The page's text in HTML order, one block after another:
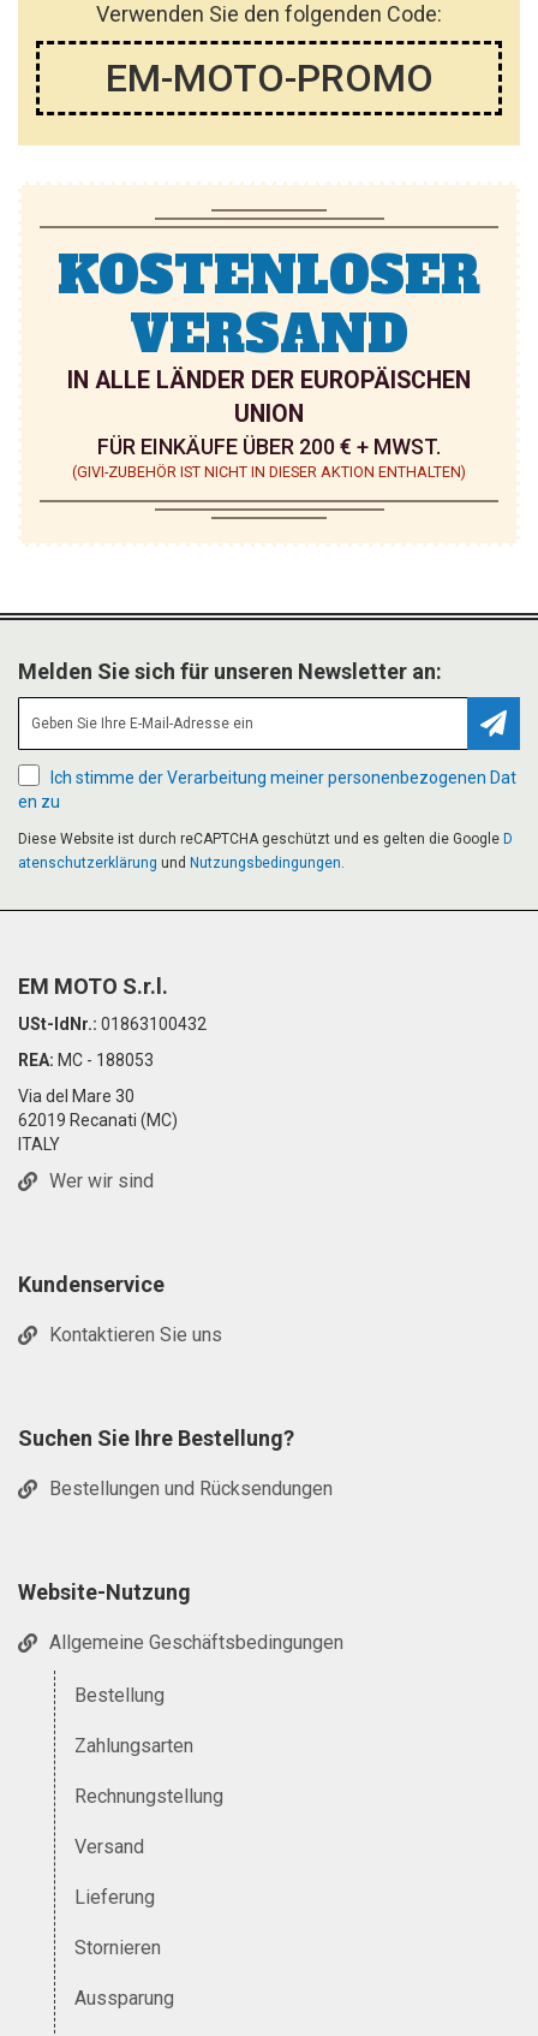
Verwenden Sie den folgenden Code:
EM-MOTO-PROMO
KOSTENLOSER
VERSAND
IN ALLE LÄNDER DER EUROPÄISCHEN
UNION
FÜR EINKÄUFE ÜBER 200 € + MWST.
(GIVI-ZUBEHÖR IST NICHT IN DIESER AKTION ENTHALTEN)
Melden Sie sich für unseren Newsletter an:
Ich stimme der Verarbeitung meiner personenbezogenen Dat
en zu
Diese Website ist durch reCAPTCHA geschützt und es gelten die Google D
atenschutzerklärung und Nutzungsbedingungen.
EM MOTO S.r.l.
USt-IdNr.: 01863100432
REA: MC - 188053
Via del Mare 30
62019 Recanati (MC)
ITALY
Wer wir sind
Kundenservice
Kontaktieren Sie uns
Suchen Sie Ihre Bestellung?
Bestellungen und Rücksendungen
Website-Nutzung
Allgemeine Geschäftsbedingungen
Bestellung
Zahlungsarten
Rechnungstellung
Versand
Lieferung
Stornieren
Aussparung